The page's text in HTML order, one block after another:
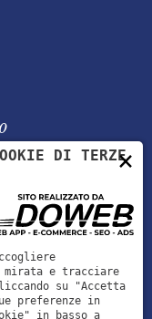
×
DI TERZE
e tracciare
su "Accetta
preferenze in
in basso a